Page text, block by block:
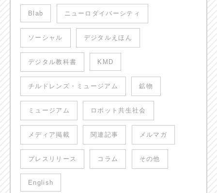
Blab ニューロダイバーシティ
ソーシャル デジタルえほん
デジタル教科書 KMD
チルドレンズ・ミュージアム 鉱物
ミュージアム ロボット共生社会
メディア掲載 関連記事 メルマガ
プレスリリース コラム その他
English